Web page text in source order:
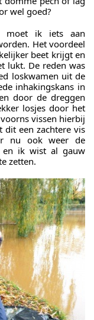
wel goed?
moet ik iets aan
Het voordeel
beet krijgt en
lukt. De reden was
loskwamen uit de
inhakingskans in
door de dreggen
losjes door het
vissen hierbij
een zachtere vis
nu ook weer de
en ik wist al gauw
zetten.